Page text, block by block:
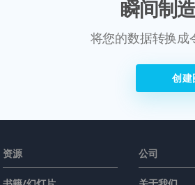
瞬间制
将您的数据转换成
创建
资源 公司